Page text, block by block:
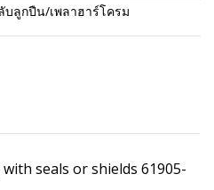
บลูกปืน/เพลาฮาร์โครม
seals or shields 61905-